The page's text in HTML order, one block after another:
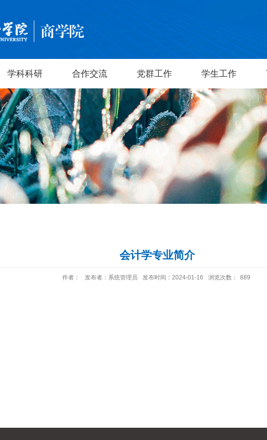
学科科研 合作交流 党群工作 学生工作
会计学专业简介
作者： 发布者：系统管理员 发布时间：2024-01-16 浏览次数： 889